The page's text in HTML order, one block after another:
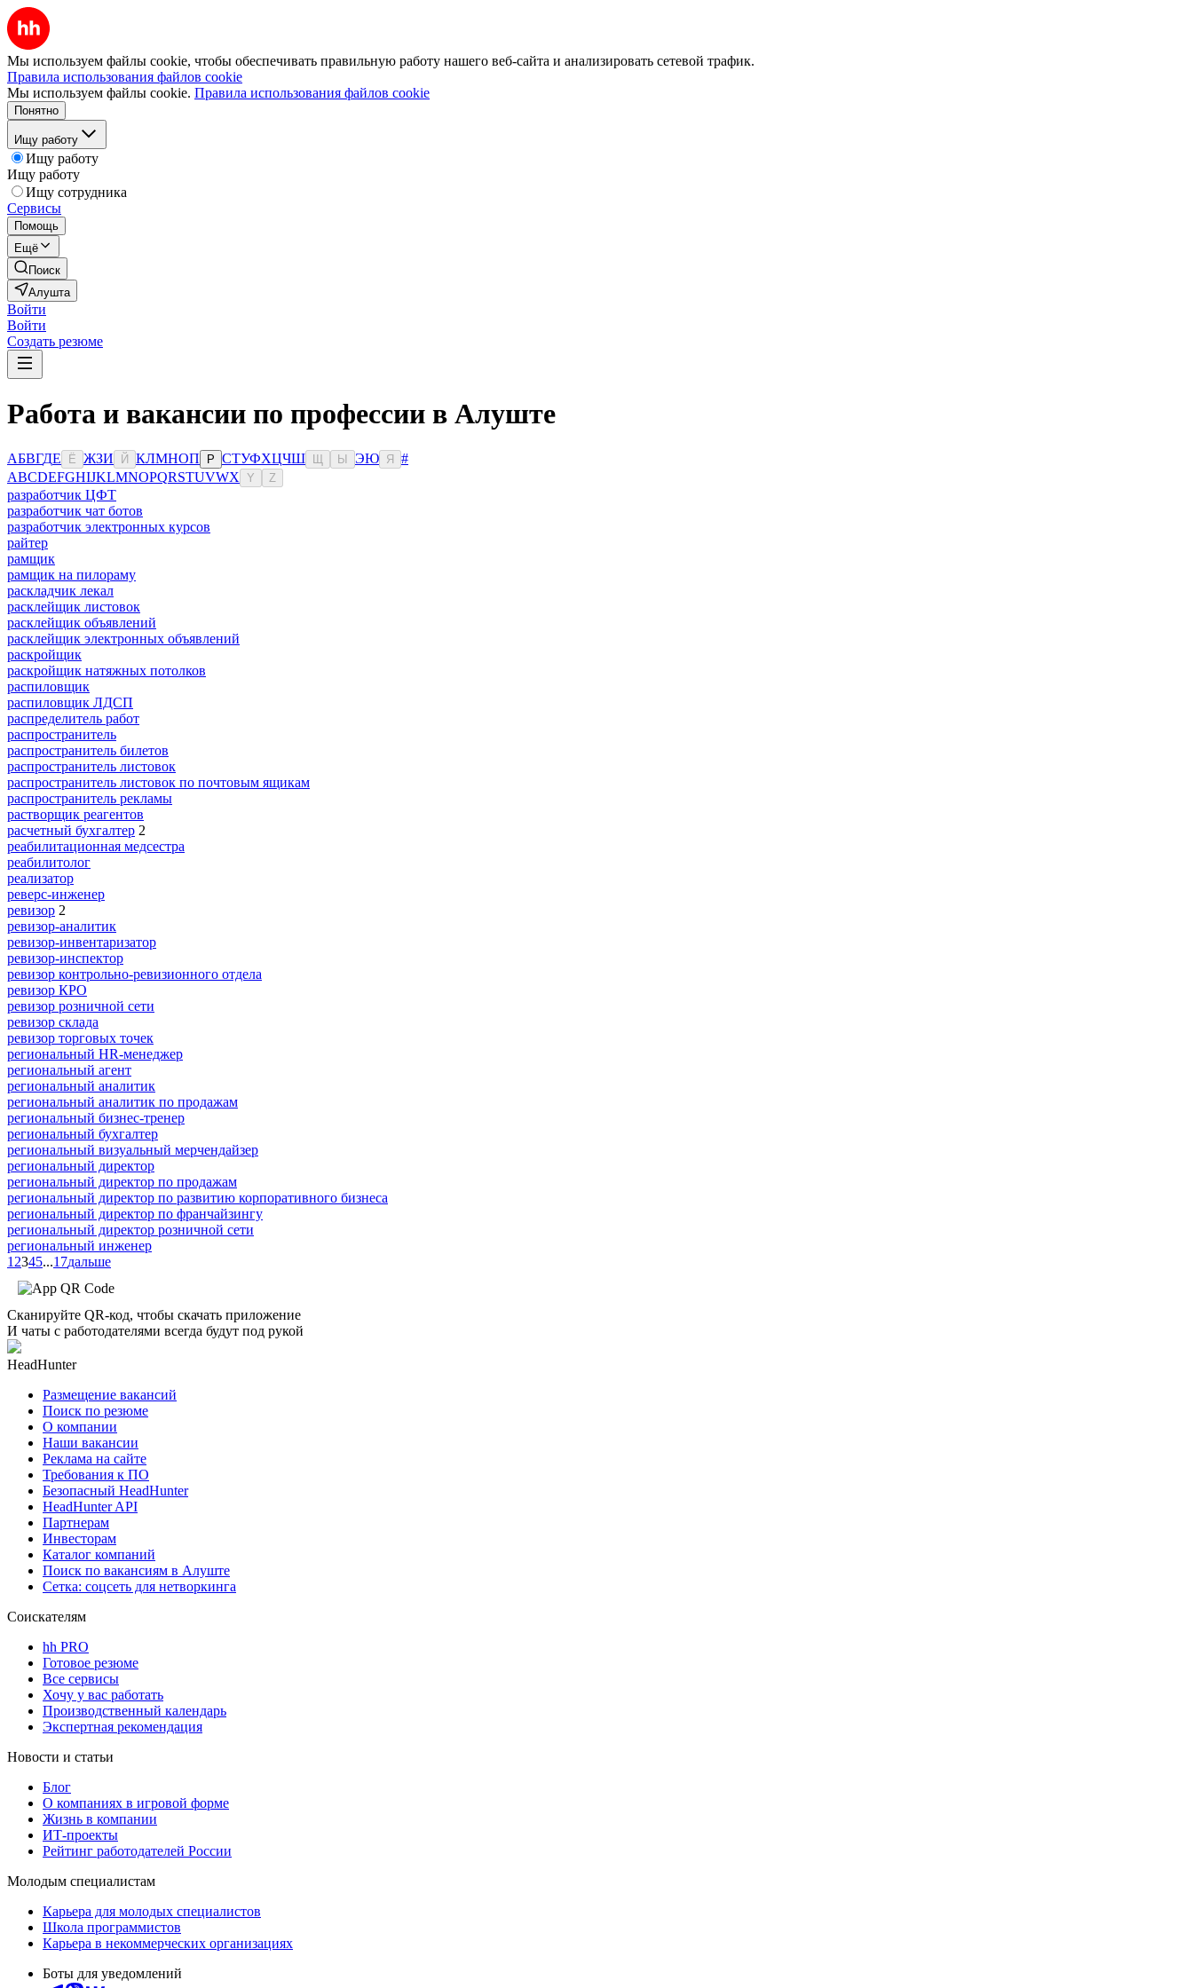
Мы используем файлы cookie, чтобы обеспечивать правильную работу нашего веб-сайта и анализировать сетевой трафик.
Правила использования файлов cookie
Мы используем файлы cookie. Правила использования файлов cookie
Понятно
Ищу работу
Ищу работу
Ищу работу
Ищу сотрудника
Сервисы
Помощь
Ещё
Поиск
Алушта
Войти
Войти
Создать резюме
Работа и вакансии по профессии в Алуште
АБВГДЕ Ё ЖЗИ Й КЛМНОП Р СТУФХЦЧШ Ы ЭЮ Я
#
ABCDEFGHIJKLMNOPQRSTUVWX Y Z
разработчик ЦФТ
разработчик чат ботов
разработчик электронных курсов
райтер
рамщик
рамщик на пилораму
раскладчик лекал
расклейщик листовок
расклейщик объявлений
расклейщик электронных объявлений
раскройщик
раскройщик натяжных потолков
распиловщик
распиловщик ЛДСП
распределитель работ
распространитель
распространитель билетов
распространитель листовок
распространитель листовок по почтовым ящикам
распространитель рекламы
растворщик реагентов
расчетный бухгалтер 2
реабилитационная медсестра
реабилитолог
реализатор
реверс-инженер
ревизор 2
ревизор-аналитик
ревизор-инвентаризатор
ревизор-инспектор
ревизор контрольно-ревизионного отдела
ревизор КРО
ревизор розничной сети
ревизор склада
ревизор торговых точек
региональный HR-менеджер
региональный агент
региональный аналитик
региональный аналитик по продажам
региональный бизнес-тренер
региональный бухгалтер
региональный визуальный мерчендайзер
региональный директор
региональный директор по продажам
региональный директор по развитию корпоративного бизнеса
региональный директор по франчайзингу
региональный директор розничной сети
региональный инженер
1 2345...17дальше
Сканируйте QR-код, чтобы скачать приложение
И чаты с работодателями всегда будут под рукой
HeadHunter
Размещение вакансий
Поиск по резюме
О компании
Наши вакансии
Реклама на сайте
Требования к ПО
Безопасный HeadHunter
HeadHunter API
Партнерам
Инвесторам
Каталог компаний
Поиск по вакансиям в Алуште
Сетка: соцсеть для нетворкинга
Соискателям
hh PRO
Готовое резюме
Все сервисы
Хочу у вас работать
Производственный календарь
Экспертная рекомендация
Новости и статьи
Блог
О компаниях в игровой форме
Жизнь в компании
ИТ-проекты
Рейтинг работодателей России
Молодым специалистам
Карьера для молодых специалистов
Школа программистов
Карьера в некоммерческих организациях
Боты для уведомлений